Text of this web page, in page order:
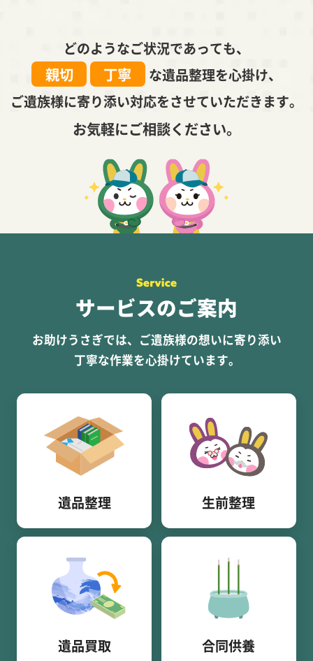
どのようなご状況であっても、
親切 丁寧
な遺品整理を心掛け、
ご遺族様に寄り添い対応をさせていただきます。
お気軽にご相談ください。
サービスのご案内
お助けうさぎでは、ご遺族様の想いに寄り添い
丁寧な作業を心掛けています。
遺品整理 生前整理
遺品買取 合同供養